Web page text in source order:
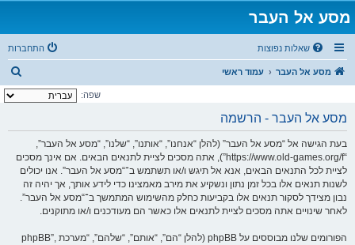
מסע אל העבר
שאלות נפוצות התחברות
מסע אל העבר עמוד ראשי
י
שפה:
מסע אל העבר - הרשמה
בעת הגישה אל “מסע אל העבר” (להלן “אנחנו”, “אותנו”, “שלנו”, “מסע אל העבר”,
“https://www.old-games.org/f”), אתה מסכים לציית לתנאים הבאים. אם אינך מסכים
לציית לכל התנאים הבאים, אנא אל תיגש ו/או תשתמש ב־“מסע אל העבר”. אנו יכולים
לשנות תנאים אלו בכל זמן נתון ונשקיע את מירב מאמצינו כדי לידע אותך, אך יהיה זה
נבון מצידך לסקור תנאים אלו בקביעות כחלק מהשימוש המתמשך ב־“מסע אל העבר”.
לאחר שינויים אתה מסכים לציית לתנאים אלו כאשר הם מעודכנים ו/או מתוקנים.
הפורומים שלנו מבוססים על phpBB (להלן “הם”, “אותם”, “שלהם”, “מערכת phpBB”,